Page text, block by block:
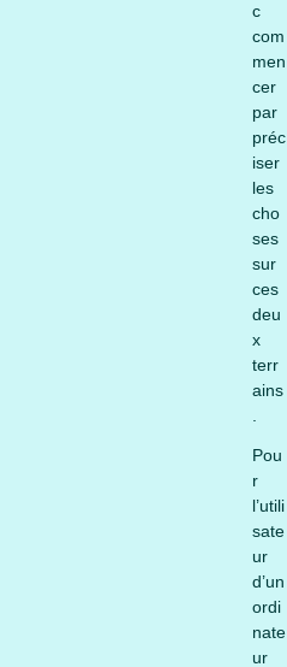
c
com
men
cer
par
préc
iser
les
cho
ses
sur
ces
deu
x
terr
ains
Pou
r
l’utili
sate
ur
d’un
ordi
nate
ur